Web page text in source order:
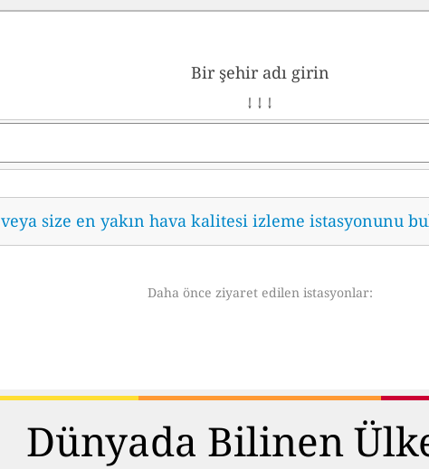
Bir şehir adı girin
↓ ↓ ↓
veya size en yakın hava kalitesi izleme istasyonunu
Daha önce ziyaret edilen istasyonlar:
Dünyada Bilinen